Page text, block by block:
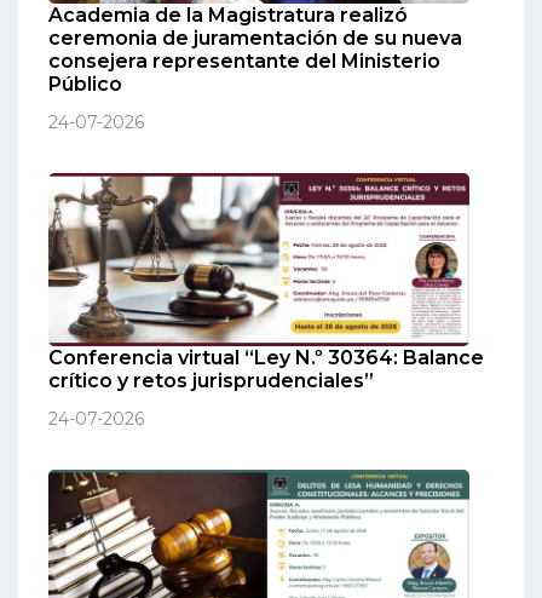
Academia de la Magistratura realizó
ceremonia de juramentación de su nueva
consejera representante del Ministerio
Público
24-07-2026
Conferencia virtual “Ley N.º 30364: Balance
crítico y retos jurisprudenciales”
24-07-2026